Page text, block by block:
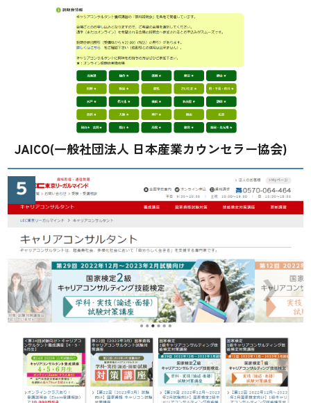
JAICO(一般社団法人 日本産業カウンセラー協会)